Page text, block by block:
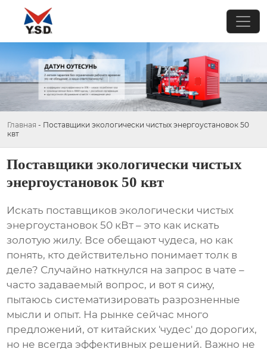
Главная - Поставщики экологически чистых энергоустановок 50
квт
Поставщики экологически чистых
энергоустановок 50 квт
Искать поставщиков экологически чистых
энергоустановок 50 кВт – это как искать
золотую жилу. Все обещают чудеса, но как
понять, кто действительно понимает толк в
деле? Случайно наткнулся на запрос в чате –
часто задаваемый вопрос, и вот я сижу,
пытаюсь систематизировать разрозненные
мысли и опыт. На рынке сейчас много
предложений, от китайских 'чудес' до дорогих,
но не всегда эффективных решений. Важно не